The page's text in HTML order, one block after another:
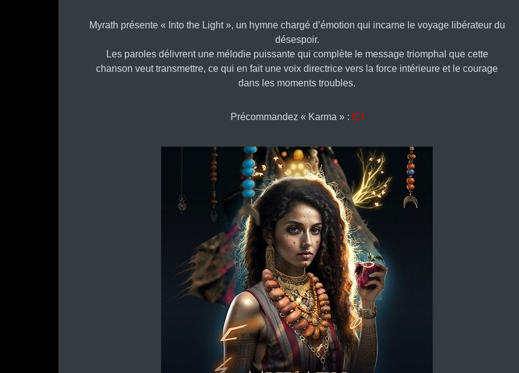
Myrath présente « Into the Light », un hymne chargé d’émotion qui incarne le voyage libérateur du
désespoir.
Les paroles délivrent une mélodie puissante qui complète le message triomphal que cette
chanson veut transmettre, ce qui en fait une voix directrice vers la force intérieure et le courage
dans les moments troubles.
Précommandez « Karma » : ICI